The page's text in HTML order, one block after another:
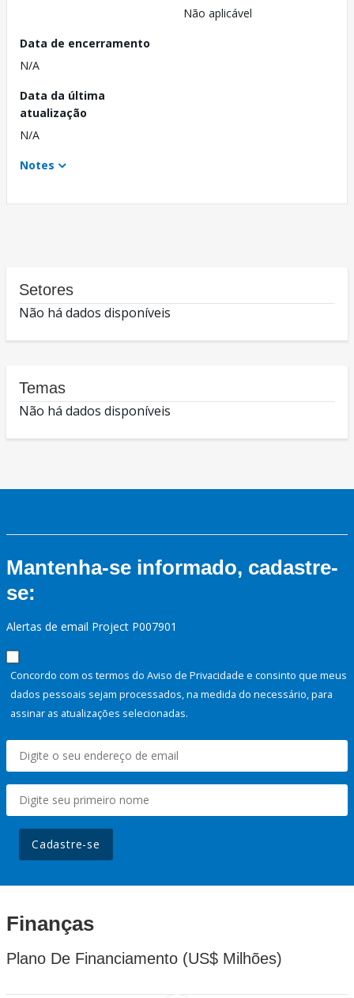
Não aplicável
Data de encerramento
N/A
Data da última
atualização
N/A
Notes
Setores
Não há dados disponíveis
Temas
Não há dados disponíveis
Mantenha-se informado, cadastre-
se:
Alertas de email Project P007901
Concordo com os termos do Aviso de Privacidade e consinto que meus
dados pessoais sejam processados, na medida do necessário, para
assinar as atualizações selecionadas.
Cadastre-se
Finanças
Plano De Financiamento (US$ Milhões)